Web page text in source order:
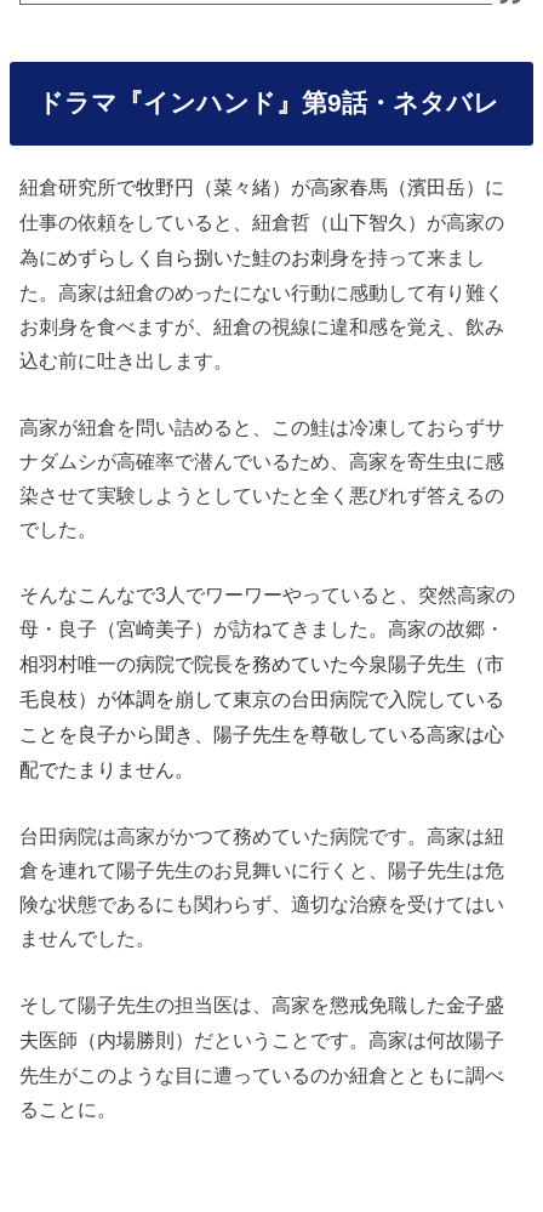
ドラマ『インハンド』第9話・ネタバレ
紐倉研究所で牧野円（菜々緒） が高家春馬（濱田岳） に
仕事の依頼をしていると、紐倉哲 （山下智久） が高家の
為にめずらしく自ら捌いた鮭のお刺身を持って来まし
た。高家は紐倉のめったにない行動に感動して有り難く
お刺身を食べますが、紐倉の視線に違和感を覚え、飲み
込む前に吐き出します。
高家が紐倉を問い詰めると、この鮭は冷凍しておらずサ
ナダムシが高確率で潜んでいるため、高家を寄生虫に感
染させて実験しようとしていたと全く悪びれず答えるの
でした。
そんなこんなで3人でワーワーやっていると、突然高家の
母・良子 （宮崎美子） が訪ねてきました。高家の故郷・
相羽村唯一の病院で院長を務めていた今泉陽子先生（市
毛良枝）が体調を崩して東京の台田病院で入院している
ことを良子から聞き、陽子先生を尊敬している高家は心
配でたまりません。
台田病院は高家がかつて務めていた病院です。高家は紐
倉を連れて陽子先生のお見舞いに行くと、陽子先生は危
険な状態であるにも関わらず、適切な治療を受けてはい
ませんでした。
そして陽子先生の担当医は、高家を懲戒免職した金子盛
夫医師 （内場勝則） だということです。高家は何故陽子
先生がこのような目に遭っているのか紐倉とともに調べ
ることに。